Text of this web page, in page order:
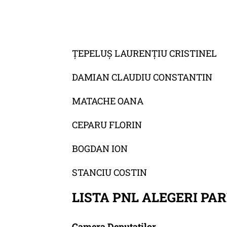
ȚEPELUȘ LAURENȚIU CRISTINEL
DAMIAN CLAUDIU CONSTANTIN
MATACHE OANA
CEPARU FLORIN
BOGDAN ION
STANCIU COSTIN
LISTA PNL ALEGERI